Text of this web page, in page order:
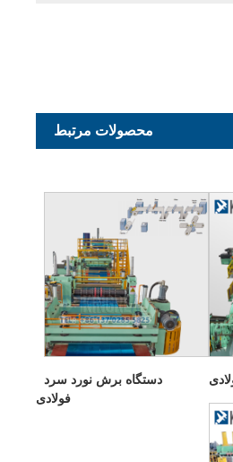
محصولات مرتبط
دستگاه برش نورد سرد
فولادی